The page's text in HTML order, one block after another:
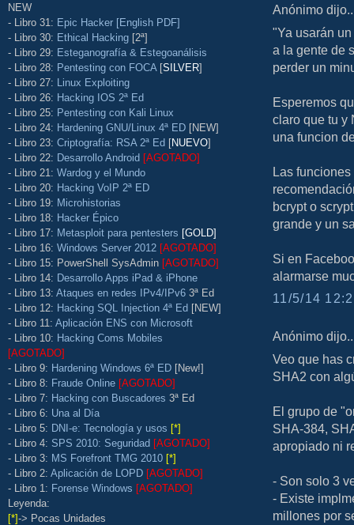
NEW
- Libro 31: Epic Hacker [English PDF]
- Libro 30: Ethical Hacking [2ª]
- Libro 29: Esteganografía & Estegoanálisis
- Libro 28: Pentesting con FOCA [SILVER]
- Libro 27: Linux Exploiting
- Libro 26: Hacking IOS 2ª Ed
- Libro 25: Pentesting con Kali Linux
- Libro 24: Hardening GNU/Linux 4ª ED [NEW]
- Libro 23: Criptografía: RSA 2ª Ed [NUEVO]
- Libro 22: Desarrollo Android [AGOTADO]
- Libro 21: Wardog y el Mundo
- Libro 20: Hacking VoIP 2ª ED
- Libro 19: Microhistorias
- Libro 18: Hacker Épico
- Libro 17: Metasploit para pentesters [GOLD]
- Libro 16: Windows Server 2012 [AGOTADO]
- Libro 15: PowerShell SysAdmin [AGOTADO]
- Libro 14: Desarrollo Apps iPad & iPhone
- Libro 13: Ataques en redes IPv4/IPv6 3ª Ed
- Libro 12: Hacking SQL Injection 4ª Ed [NEW]
- Libro 11: Aplicación ENS con Microsoft
- Libro 10: Hacking Coms Mobiles
[AGOTADO]
- Libro 9: Hardening Windows 6ª ED [New!]
- Libro 8: Fraude Online [AGOTADO]
- Libro 7: Hacking con Buscadores 3ª Ed
- Libro 6: Una al Día
- Libro 5: DNI-e: Tecnología y usos [*]
- Libro 4: SPS 2010: Seguridad [AGOTADO]
- Libro 3: MS Forefront TMG 2010 [*]
- Libro 2: Aplicación de LOPD [AGOTADO]
- Libro 1: Forense Windows [AGOTADO]
Leyenda:
[*]-> Pocas Unidades
Anónimo
"Ya usarán un
a la gente de
perder un
Esperemos
claro que tu y
una funcion
Las
bcrypt o
grande y un
Si en
alarmarse
11/5/14
Anónimo
Veo que has
SHA2 con
El grupo de
SHA-384,
apropiado ni
- Son solo 3
- Existe
millones por